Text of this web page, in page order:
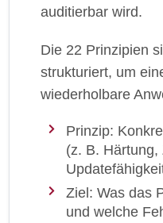
auditierbar wird.
Die 22 Prinzipien
strukturiert, um
wiederholbare
Prinzip:
(z. B. Härtung,
Ziel: Was das
und welche